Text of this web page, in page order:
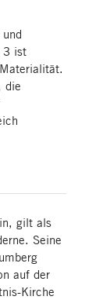
3 ist
die
gilt als
Seine
auf der
Kirche